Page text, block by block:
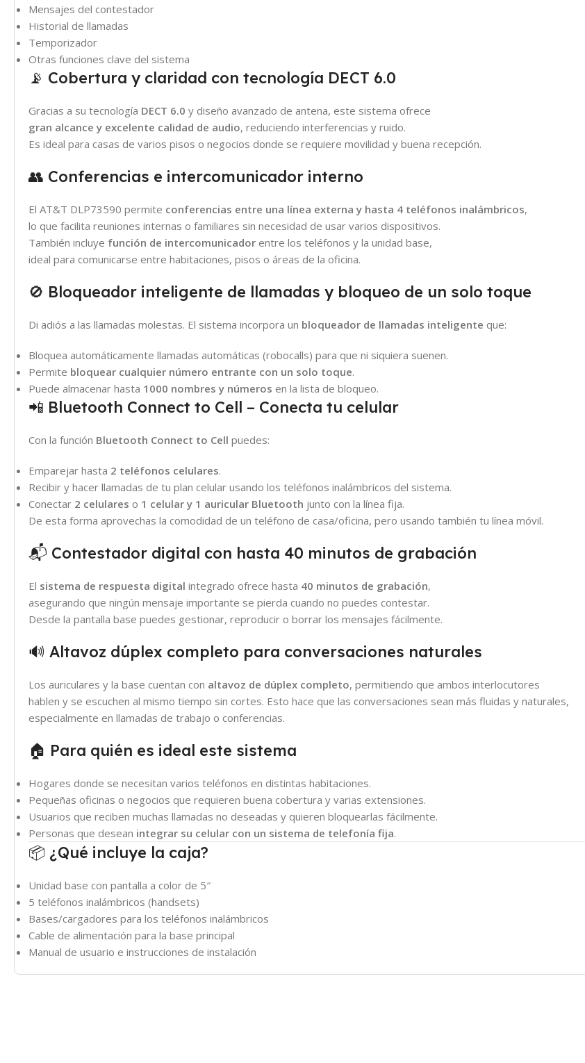
Mensajes del contestador
Historial de llamadas
Temporizador
Otras funciones clave del sistema
📡 Cobertura y claridad con tecnología DECT 6.0
Gracias a su tecnología DECT 6.0 y diseño avanzado de antena, este sistema ofrece
gran alcance y excelente calidad de audio, reduciendo interferencias y ruido.
Es ideal para casas de varios pisos o negocios donde se requiere movilidad y buena recepción.
👥 Conferencias e intercomunicador interno
El AT&T DLP73590 permite conferencias entre una línea externa y hasta 4 teléfonos inalámbricos,
lo que facilita reuniones internas o familiares sin necesidad de usar varios dispositivos.
También incluye función de intercomunicador entre los teléfonos y la unidad base,
ideal para comunicarse entre habitaciones, pisos o áreas de la oficina.
🚫 Bloqueador inteligente de llamadas y bloqueo de un solo toque
Di adiós a las llamadas molestas. El sistema incorpora un bloqueador de llamadas inteligente que:
Bloquea automáticamente llamadas automáticas (robocalls) para que ni siquiera suenen.
Permite bloquear cualquier número entrante con un solo toque.
Puede almacenar hasta 1000 nombres y números en la lista de bloqueo.
📲 Bluetooth Connect to Cell – Conecta tu celular
Con la función Bluetooth Connect to Cell puedes:
Emparejar hasta 2 teléfonos celulares.
Recibir y hacer llamadas de tu plan celular usando los teléfonos inalámbricos del sistema.
Conectar 2 celulares o 1 celular y 1 auricular Bluetooth junto con la línea fija.
De esta forma aprovechas la comodidad de un teléfono de casa/oficina, pero usando también tu línea móvil.
📬 Contestador digital con hasta 40 minutos de grabación
El sistema de respuesta digital integrado ofrece hasta 40 minutos de grabación,
asegurando que ningún mensaje importante se pierda cuando no puedes contestar.
Desde la pantalla base puedes gestionar, reproducir o borrar los mensajes fácilmente.
🔊 Altavoz dúplex completo para conversaciones naturales
Los auriculares y la base cuentan con altavoz de dúplex completo, permitiendo que ambos interlocutores
hablen y se escuchen al mismo tiempo sin cortes. Esto hace que las conversaciones sean más fluidas y naturales,
especialmente en llamadas de trabajo o conferencias.
🏠 Para quién es ideal este sistema
Hogares donde se necesitan varios teléfonos en distintas habitaciones.
Pequeñas oficinas o negocios que requieren buena cobertura y varias extensiones.
Usuarios que reciben muchas llamadas no deseadas y quieren bloquearlas fácilmente.
Personas que desean integrar su celular con un sistema de telefonía fija.
📦 ¿Qué incluye la caja?
Unidad base con pantalla a color de 5″
5 teléfonos inalámbricos (handsets)
Bases/cargadores para los teléfonos inalámbricos
Cable de alimentación para la base principal
Manual de usuario e instrucciones de instalación